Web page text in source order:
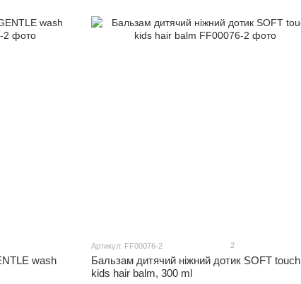
wash
Артикул: FF00076-2 2
Бальзам дитячий ніжний дотик SOFT touch
kids hair balm, 300 ml